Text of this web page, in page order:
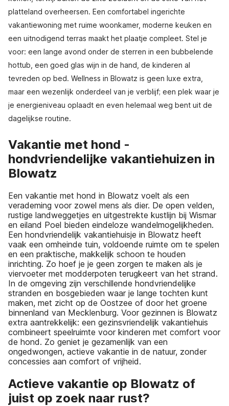
platteland overheersen. Een comfortabel ingerichte
vakantiewoning met ruime woonkamer, moderne keuken en
een uitnodigend terras maakt het plaatje compleet. Stel je
voor: een lange avond onder de sterren in een bubbelende
hottub, een goed glas wijn in de hand, de kinderen al
tevreden op bed. Wellness in Blowatz is geen luxe extra,
maar een wezenlijk onderdeel van je verblijf; een plek waar je
je energieniveau oplaadt en even helemaal weg bent uit de
dagelijkse routine.
Vakantie met hond -
hondvriendelijke vakantiehuizen in
Blowatz
Een vakantie met hond in Blowatz voelt als een
verademing voor zowel mens als dier. De open velden,
rustige landweggetjes en uitgestrekte kustlijn bij Wismar
en eiland Poel bieden eindeloze wandelmogelijkheden.
Een hondvriendelijk vakantiehuisje in Blowatz heeft
vaak een omheinde tuin, voldoende ruimte om te spelen
en een praktische, makkelijk schoon te houden
inrichting. Zo hoef je je geen zorgen te maken als je
viervoeter met modderpoten terugkeert van het strand.
In de omgeving zijn verschillende hondvriendelijke
stranden en bosgebieden waar je lange tochten kunt
maken, met zicht op de Oostzee of door het groene
binnenland van Mecklenburg. Voor gezinnen is Blowatz
extra aantrekkelijk: een gezinsvriendelijk vakantiehuis
combineert speelruimte voor kinderen met comfort voor
de hond. Zo geniet je gezamenlijk van een
ongedwongen, actieve vakantie in de natuur, zonder
concessies aan comfort of vrijheid.
Actieve vakantie op Blowatz of
juist op zoek naar rust?